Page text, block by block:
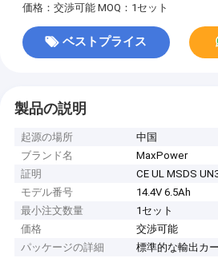
価格：交渉可能 MOQ：1セット
ベストプライス
製品の説明
起源の場所
中国
ブランド名
MaxPower
証明
CE UL MSDS
モデル番号
14.4V 6.5Ah
最小注文数量
1セット
価格
交渉可能
パッケージの詳細
標準的な輸出カ